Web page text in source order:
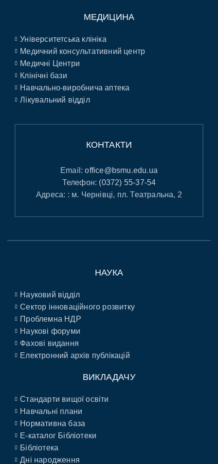
МЕДИЦИНА
Університетська клініка
Медичний консультативний центр
Медичні Центри
Клінічні бази
Навчально-виробнича аптека
Лікувальний відділ
КОНТАКТИ
Email:office@bsmu.edu.ua
Телефон: (0372) 55-37-54
Адреса: : м. Чернівці, пл. Театральна, 2
НАУКА
Науковий відділ
Сектор інноваційного розвитку
Проблемна НДР
Наукові форуми
Фахові видання
Електронний архів публікацій
ВИКЛАДАЧУ
Стандарти вищої освіти
Навчальні плани
Нормативна база
E-каталог Бібліотеки
Бібліотека
Дні народження